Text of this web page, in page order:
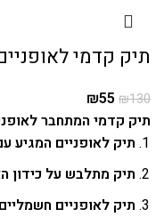
תיק קדמי
₪130
₪55
תיק קדמי המתחבר
תיק לאופניים המגיע
תיק מתלבש על כידון
תיק לאופניים